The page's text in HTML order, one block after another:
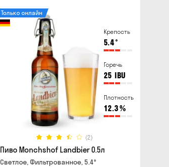
Крепость
5.4°
Горечь
25 IBU
Плотность
12.3%
(2)
Только онлайн
Пиво Monchshof Landbier 0.5л
Светлое, Фильтрованное, 5.4°